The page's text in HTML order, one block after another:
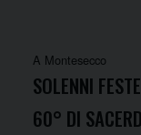
A Montesecco
SOLENNI
60° DI